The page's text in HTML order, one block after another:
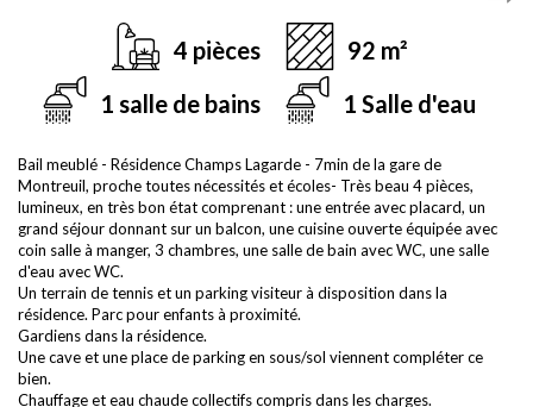
4 pièces
92 m²
1 salle de bains
1 Salle d'eau
Bail meublé - Résidence Champs Lagarde - 7min de la gare de
Montreuil, proche toutes nécessités et écoles- Très beau 4 pièces,
lumineux, en très bon état comprenant : une entrée avec placard, un
grand séjour donnant sur un balcon, une cuisine ouverte équipée avec
coin salle à manger, 3 chambres, une salle de bain avec WC, une salle
d'eau avec WC.
Un terrain de tennis et un parking visiteur à disposition dans la
résidence. Parc pour enfants à proximité.
Gardiens dans la résidence.
Une cave et une place de parking en sous/sol viennent compléter ce
bien.
Chauffage et eau chaude collectifs compris dans les charges.